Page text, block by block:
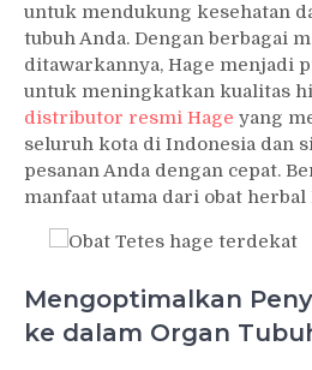
untuk mendukung kesehatan
tubuh Anda. Dengan berbagai
ditawarkannya, Hage menjadi
untuk meningkatkan kualitas
distributor resmi Hage yang
seluruh kota di Indonesia dan
pesanan Anda dengan cepat.
manfaat utama dari obat herbal
Mengoptimalkan
ke dalam Organ